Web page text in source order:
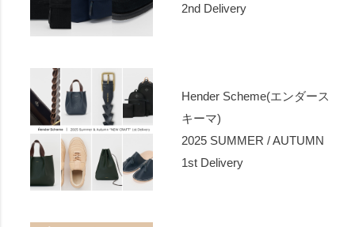
2nd Delivery
Hender Scheme(エンダース
キーマ)
2025 SUMMER / AUTUMN
1st Delivery